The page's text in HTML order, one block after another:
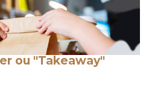
ou "Takeaway"